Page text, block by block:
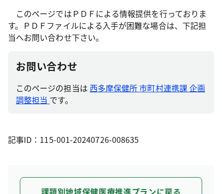
このページではＰＤＦによる情報提供を行っておりま
す。ＰＤＦファイルによる入手が困難な場合は、下記担
当へお問い合わせ下さい。
お問い合わせ
このページの担当は 西多摩保健所 市町村連携課 企画
調整担当 です。
記事ID：115-001-20240726-008635
課題別地域保健医療推進プランに戻る